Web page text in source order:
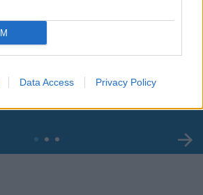
Data Access Privacy Policy
ai giornalisti